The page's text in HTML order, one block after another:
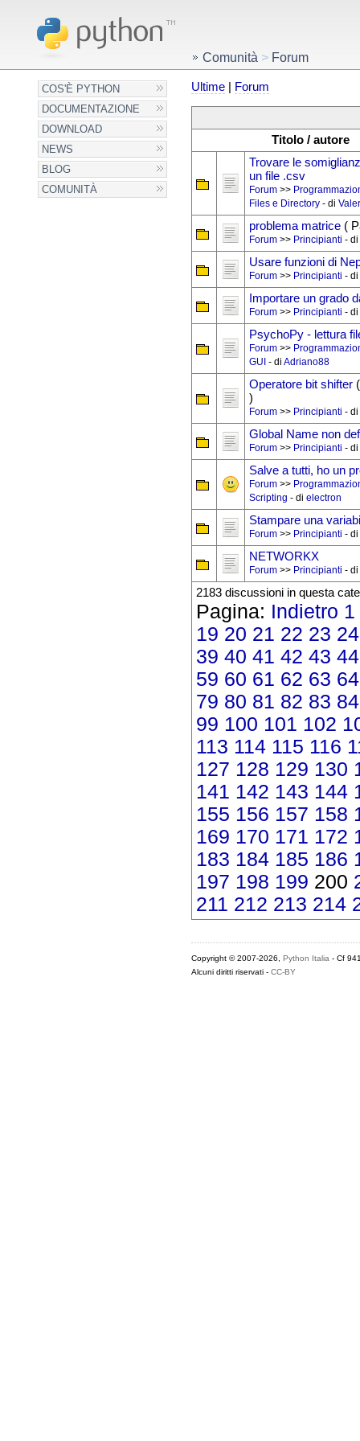
COS'È PYTHON
DOCUMENTAZIONE
DOWNLOAD
NEWS
BLOG
COMUNITÀ
Comunità > Forum
Ultime| Forum
Titolo / autore
Trovare le
un file .csv
Forum>>
Files e Directory- di
problema matrice(
Forum>> Principianti - di
Usare funzioni di
Forum>> Principianti - di
Importare un grado
Forum>> Principianti - di
PsychoPy - lettura
Forum>>
GUI- di Adriano88
Operatore bit shifter(
)
Forum>> Principianti - di
Global Name non
Forum>> Principianti - di
Salve a tutti, ho un
Forum>>
Scripting - di electron
Stampare una
Forum>> Principianti - di
NETWORKX
Forum>> Principianti - di
2183 discussioni in questa
Pagina: Indietro 1
19 20 21 22 23 24
39 40 41 42 43 44
59 60 61 62 63 64
79 80 81 82 83 84
99 100 101 102
113 114 115 116
127 128 129 130
141 142 143 144
155 156 157 158
169 170 171 172
183 184 185 186
197 198 199 200
211 212 213 214
Copyright © 2007-2026, Python Italia - Cf
Alcuni diritti riservati - CC-BY